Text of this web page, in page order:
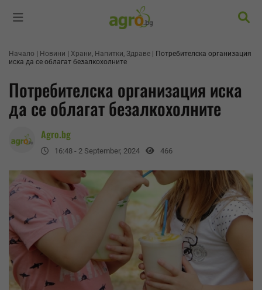
Начало Новини Храни, Напитки, Здраве
Потребителска организация
иска да се облагат безалкохолните
Потребителска организация иска
да се облагат безалкохолните
Agro.bg
16:48 - 2 September, 2024 466